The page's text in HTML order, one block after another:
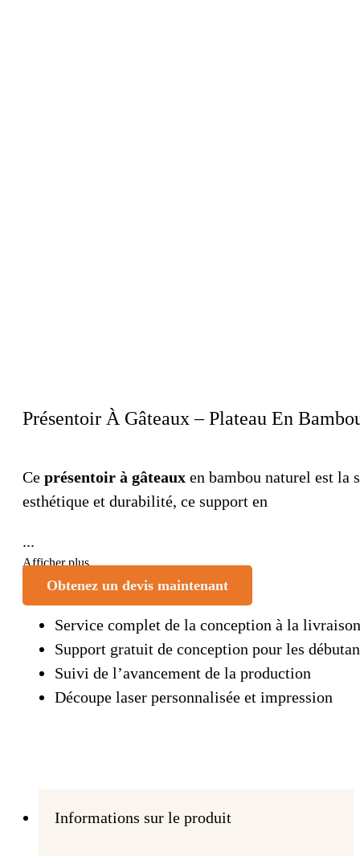
Présentoir À Gâteaux – Plateau En
Ce présentoir à gâteaux en bambou naturel est la
esthétique et durabilité, ce support en
...
Afficher plus
Obtenez un devis maintenant
Service complet de la conception à la livraison
Support gratuit de conception pour les
Suivi de l’avancement de la production
Découpe laser personnalisée et impression
Informations sur le produit